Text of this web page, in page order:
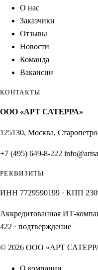
О нас
Заказчики
Отзывы
Новости
Команда
Вакансии
КОНТАКТЫ
ООО «АРТ САТЕРРА»
125130, Москва,
+7 (495) 649-8-222
РЕКВИЗИТЫ
ИНН 7729590199 · КПП
Аккредитованная ИТ-
422 · подтверждение
© 2026 ООО «АРТ
О компании